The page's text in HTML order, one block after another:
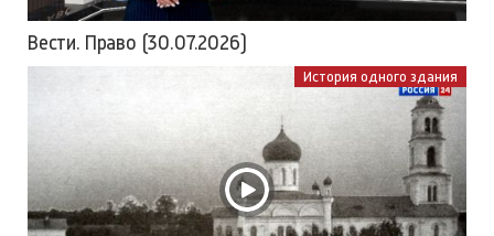
Вести. Право (30.07.2026)
История одного здания